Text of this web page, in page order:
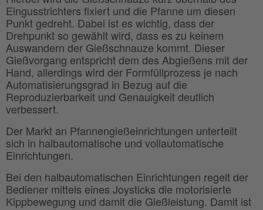
Eingusstrichters fixiert und die Pfanne um diesen
Punkt gedreht. Dabei ist es wichtig, dass der
Drehpunkt so gewählt wird, dass es zu keinem
Auswandern der Gießschnauze kommt. Dieser
Gießvorgang entspricht dem des Abgießens mit der
Hand, allerdings wird der Formfüllprozess je nach
Automatisierungsgrad in Bezug auf die
Reproduzierbarkeit und Genauigkeit deutlich
verbessert.
Der Markt an Pfannengießeinrichtungen unterteilt
sich in halbautomatische und vollautomatische
Einrichtungen.
Bei den halbautomatischen Einrichtungen regelt der
Bediener mittels eines Joysticks die motorisierte
Kippbewegung und damit die Gießleistung. Damit ist